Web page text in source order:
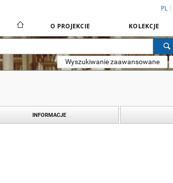
PL
O PROJEKCIE KOLEKCJE
Wyszukiwanie zaawansowane
INFORMACJE